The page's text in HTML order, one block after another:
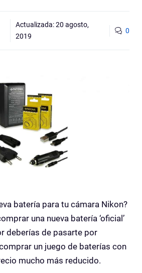
Actualizada:20 agosto,
2019
0
batería para tu cámara Nikon?
una nueva batería ‘oficial’
deberías de pasarte por
un juego de baterías con
mucho más reducido.